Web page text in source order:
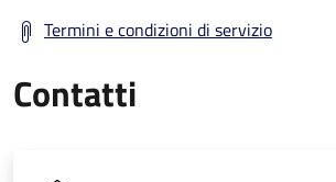
Termini e condizioni di servizio
Contatti